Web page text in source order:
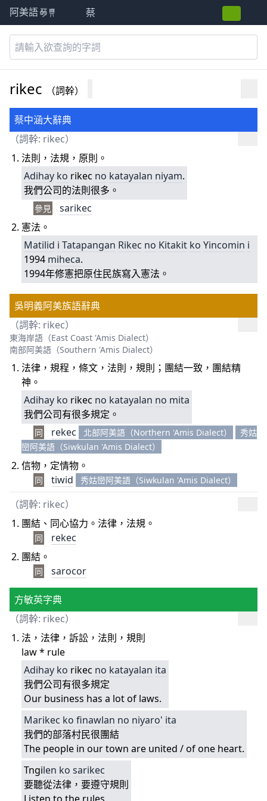
阿美語萌典 蔡
rikec （詞幹）
蔡中涵大辭典
（詞幹: rikec）
法則，法規，原則。
Adihay ko rikec no katayalan niyam.
我們公司的法則很多。
參見
sarikec
憲法。
Matilid i Tatapangan Rikec no Kitakit ko Yincomin i
1994 miheca.
1994年修憲把原住民族寫入憲法。
吳明義阿美族語辭典
（詞幹: rikec）
東海岸語（East Coast 'Amis Dialect）
南部阿美語（Southern 'Amis Dialect）
法律，規程，條文，法則，規則；團結一致，團結精
神。
Adihay ko rikec no katayalan no mita
我們公司有很多規定。
同 rekec 北部阿美語（Northern 'Amis Dialect）
秀姑
巒阿美語（Siwkulan 'Amis Dialect）
信物，定情物。
同 tiwid 秀姑巒阿美語（Siwkulan 'Amis Dialect）
（詞幹: rikec）
團結、同心協力。法律，法規。
同
rekec
團結。
同 sarocor
方敏英字典
（詞幹: rikec）
法，法律，訴訟，法則，規則
law * rule
Adihay ko rikec no katayalan ita
我們公司有很多規定
Our business has a lot of laws.
Marikec ko finawlan no niyaro' ita
我們的部落村民很團結
The people in our town are united / of one heart.
Tngilen ko sarikec
要聽從法律，要遵守規則